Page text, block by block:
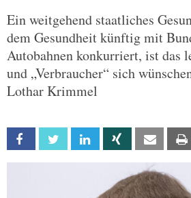
Ein weitgehend staatliches
dem Gesundheit künftig mit
Autobahnen konkurriert, ist das
und „Verbraucher“ sich
Lothar Krimmel
Facebook Twitter Linkedin Xing Email